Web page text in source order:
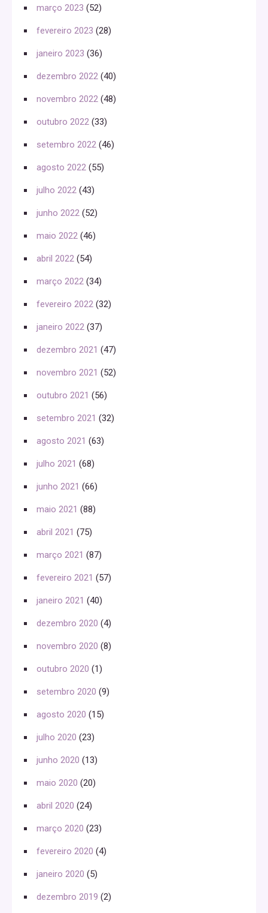
março 2023 (52)
fevereiro 2023 (28)
janeiro 2023 (36)
dezembro 2022 (40)
novembro 2022 (48)
outubro 2022 (33)
setembro 2022 (46)
agosto 2022 (55)
julho 2022 (43)
junho 2022 (52)
maio 2022 (46)
abril 2022 (54)
março 2022 (34)
fevereiro 2022 (32)
janeiro 2022 (37)
dezembro 2021 (47)
novembro 2021 (52)
outubro 2021 (56)
setembro 2021 (32)
agosto 2021 (63)
julho 2021 (68)
junho 2021 (66)
maio 2021 (88)
abril 2021 (75)
março 2021 (87)
fevereiro 2021 (57)
janeiro 2021 (40)
dezembro 2020 (4)
novembro 2020 (8)
outubro 2020 (1)
setembro 2020 (9)
agosto 2020 (15)
julho 2020 (23)
junho 2020 (13)
maio 2020 (20)
abril 2020 (24)
março 2020 (23)
fevereiro 2020 (4)
janeiro 2020 (5)
dezembro 2019 (2)